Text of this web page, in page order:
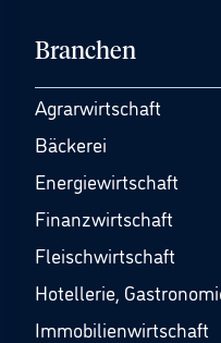
Branchen
Agrarwirtschaft
Bäckerei
Energiewirtschaft
Finanzwirtschaft
Fleischwirtschaft
Hotellerie,
Immobilienwirtschaft